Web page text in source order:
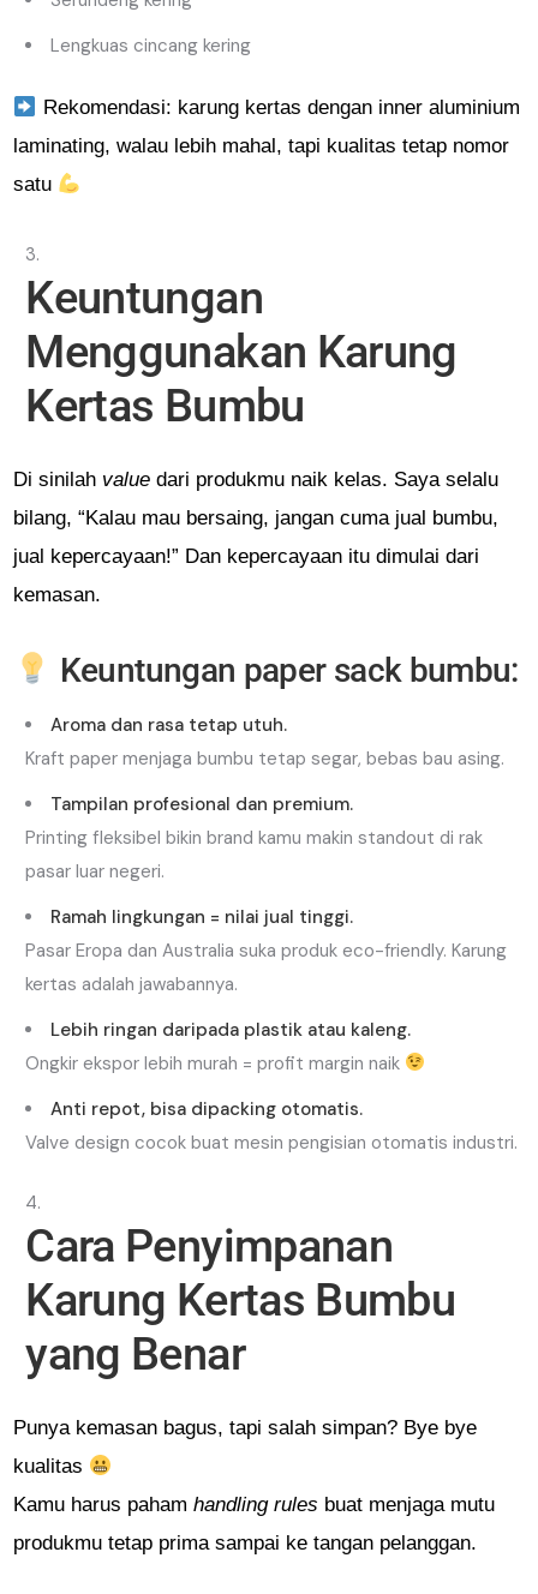
Lengkuas cincang kering
Rekomendasi: karung kertas dengan inner aluminium
laminating, walau lebih mahal, tapi kualitas tetap nomor
satu
Keuntungan
Menggunakan Karung
Kertas Bumbu
Di sinilah value dari produkmu naik kelas. Saya selalu
bilang, “Kalau mau bersaing, jangan cuma jual bumbu,
jual kepercayaan!” Dan kepercayaan itu dimulai dari
kemasan.
Keuntungan paper sack bumbu:
Aroma dan rasa tetap utuh.
Kraft paper menjaga bumbu tetap segar, bebas bau asing.
Tampilan profesional dan premium.
Printing fleksibel bikin brand kamu makin standout di rak
pasar luar negeri.
Ramah lingkungan = nilai jual tinggi.
Pasar Eropa dan Australia suka produk eco-friendly. Karung
kertas adalah jawabannya.
Lebih ringan daripada plastik atau kaleng.
Ongkir ekspor lebih murah = profit margin naik
Anti repot, bisa dipacking otomatis.
Valve design cocok buat mesin pengisian otomatis industri.
Cara Penyimpanan
Karung Kertas Bumbu
yang Benar
Punya kemasan bagus, tapi salah simpan? Bye bye
kualitas
Kamu harus pahamhandling rules buat menjaga mutu
produkmu tetap prima sampai ke tangan pelanggan.